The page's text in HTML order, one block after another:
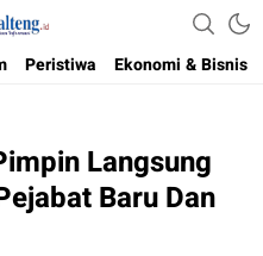
Independent
Peristiwa Ekonomi & Bisnis
Langsung
Baru Dan